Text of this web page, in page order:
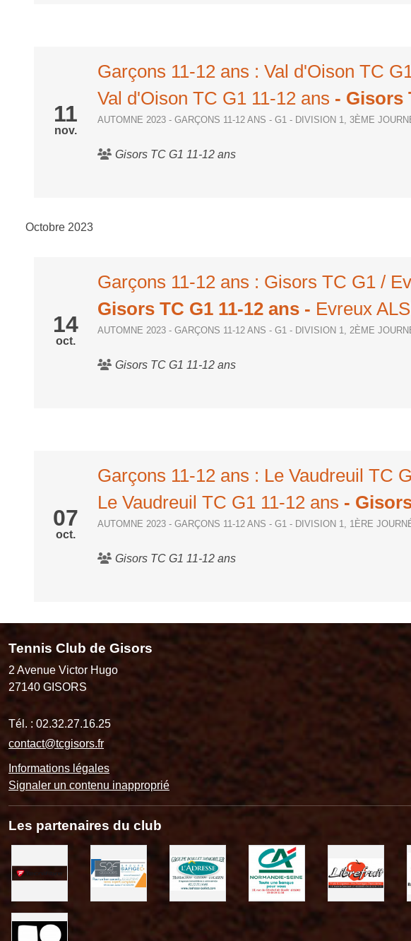
11
nov.
Garçons 11-12 ans : Val d'Oison TC
Val d'Oison TC G1 11-12 ans - Gisors
AUTOMNE 2023 - GARÇONS 11-12 ANS - G1 - DIVISION 1, 3ÈME
Gisors TC G1 11-12 ans
Octobre 2023
14
oct.
Garçons 11-12 ans : Gisors TC G1 /
Gisors TC G1 11-12 ans - Evreux
AUTOMNE 2023 - GARÇONS 11-12 ANS - G1 - DIVISION 1, 2ÈME
Gisors TC G1 11-12 ans
07
oct.
Garçons 11-12 ans : Le Vaudreuil TC
Le Vaudreuil TC G1 11-12 ans -
AUTOMNE 2023 - GARÇONS 11-12 ANS - G1 - DIVISION 1, 1ÈRE
Gisors TC G1 11-12 ans
Tennis Club de Gisors
2 Avenue Victor Hugo
27140 GISORS
Tél. : 02.32.27.16.25
contact@tcgisors.fr
Informations légales
Signaler un contenu inapproprié
Les partenaires du club